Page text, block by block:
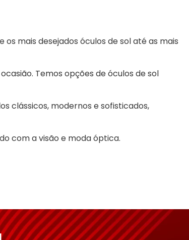
mais desejados óculos de sol até as mais
Temos opções de óculos de sol
clássicos, modernos e sofisticados,
com a visão e moda óptica.